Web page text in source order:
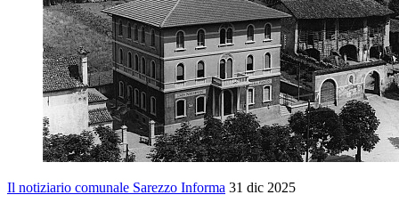
Il notiziario comunale Sarezzo Informa 31 dic 2025